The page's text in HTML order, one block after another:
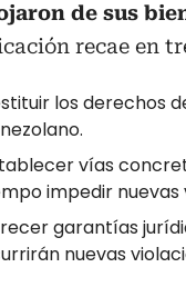
de sus
recae en
los derechos
vías
impedir nuevas
garantías
nuevas